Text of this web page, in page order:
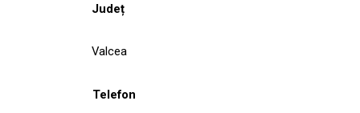
Județ
Valcea
Telefon